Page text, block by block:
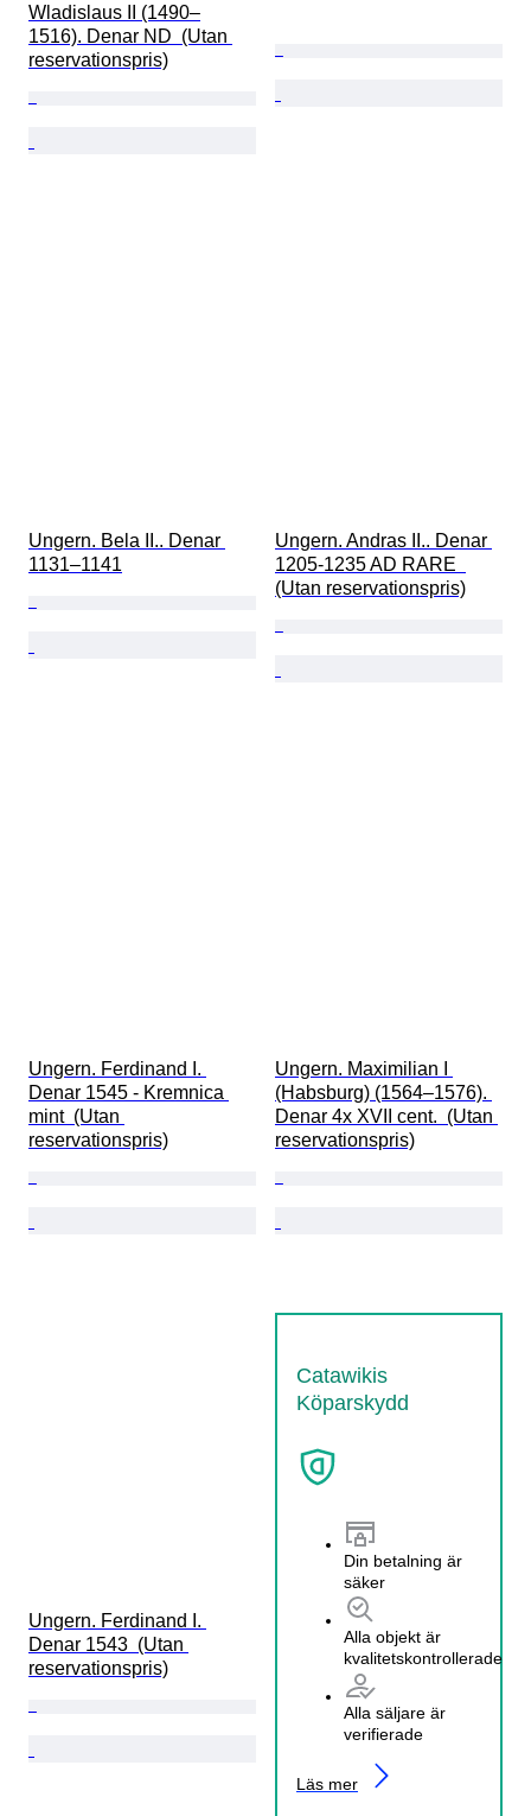
Wladislaus II (1490–
1516). Denar ND  (Utan
reservationspris)
Ungern. Bela II.. Denar
1131–1141
Ungern. Andras II.. Denar
1205-1235 AD RARE
(Utan reservationspris)
Ungern. Ferdinand I.
Denar 1545 - Kremnica
mint  (Utan
reservationspris)
Ungern. Maximilian I
(Habsburg) (1564–1576).
Denar 4x XVII cent.  (Utan
reservationspris)
Ungern. Ferdinand I.
Denar 1543  (Utan
reservationspris)
Catawikis
Köparskydd
Din betalning är
säker
Alla objekt är
kvalitetskontrollerade
Alla säljare är
verifierade
Läs mer